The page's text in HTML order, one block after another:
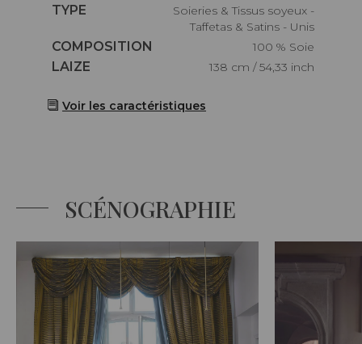
Caractéristiques
TYPE
Soieries & Tissus soyeux -
Taffetas & Satins - Unis
Caractéristiques
COMPOSITION
100 % Soie
Caractéristiques
LAIZE 138 cm / 54,33 inch
Voir les caractéristiques
SCÉNOGRAPHIE